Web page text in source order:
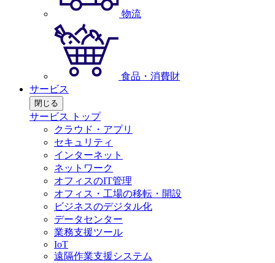
物流
食品・消費財
サービス
閉じる
サービス トップ
クラウド・アプリ
セキュリティ
インターネット
ネットワーク
オフィスのIT管理
オフィス・工場の移転・開設
ビジネスのデジタル化
データセンター
業務支援ツール
IoT
遠隔作業支援システム